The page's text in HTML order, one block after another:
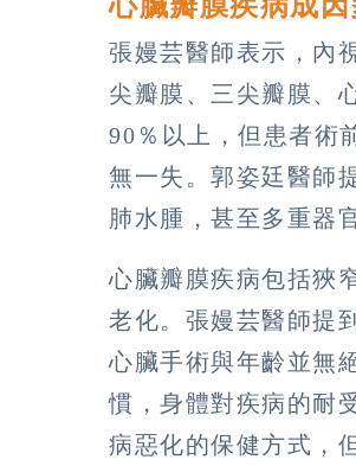
張嫚芸醫師表示，內
尖瓣膜、三尖瓣膜、
90％以上，但患者術
無一失。郭姿廷醫師
肺水腫，甚至多重器
心臟瓣膜疾病包括狹
老化。張嫚芸醫師提
心臟手術與年齡並無
慣，身體對疾病的耐
病惡化的保健方式，